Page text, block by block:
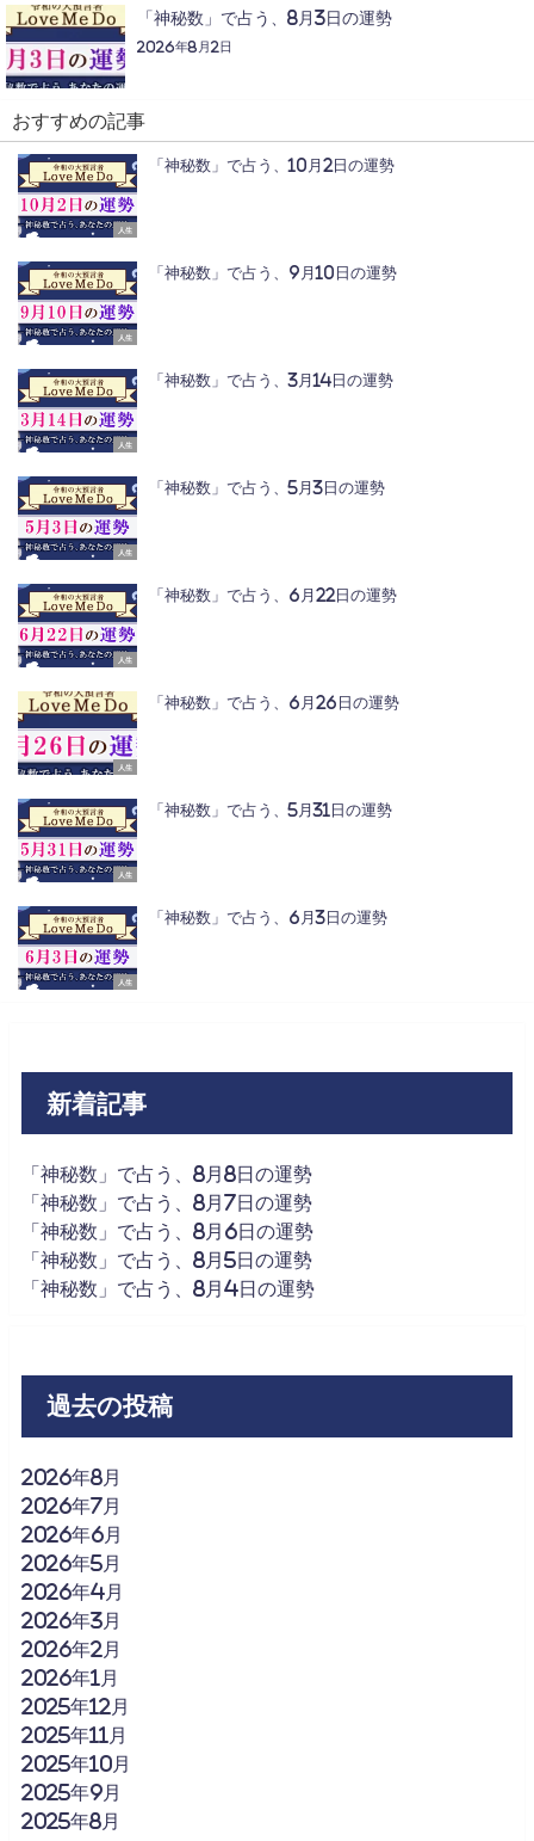
「神秘数」で占う、8月3日の運勢
2026年8月2日
おすすめの記事
人生
「神秘数」で占う、10月2日の運勢
人生
「神秘数」で占う、9月10日の運勢
人生
「神秘数」で占う、3月14日の運勢
人生
「神秘数」で占う、5月3日の運勢
人生
「神秘数」で占う、6月22日の運勢
人生
「神秘数」で占う、6月26日の運勢
人生
「神秘数」で占う、5月31日の運勢
人生
「神秘数」で占う、6月3日の運勢
新着記事
「神秘数」で占う、8月8日の運勢
「神秘数」で占う、8月7日の運勢
「神秘数」で占う、8月6日の運勢
「神秘数」で占う、8月5日の運勢
「神秘数」で占う、8月4日の運勢
過去の投稿
2026年8月
2026年7月
2026年6月
2026年5月
2026年4月
2026年3月
2026年2月
2026年1月
2025年12月
2025年11月
2025年10月
2025年9月
2025年8月